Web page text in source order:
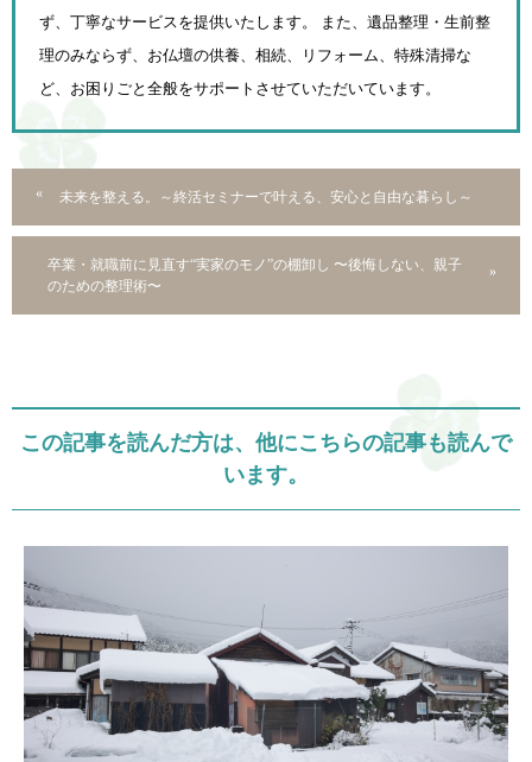
ず、 丁寧なサービスを提供いたします。 また、遺品整理・生前整
理のみならず、お仏壇の供養、相続、
リフォーム、特殊清掃な
ど、お困りごと全般をサポートさせていただいています。
未来を整える。～終活セミナーで叶える、安心と自由な暮らし～
卒業・就職前に見直す“実家のモノ”の棚卸し 〜後悔しない、親子
のための整理術〜
この記事を読んだ方は、他にこちらの記事も読んで
います。